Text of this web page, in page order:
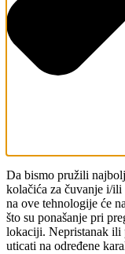
Da bismo pružili
kolačića za čuvanje i/
na ove tehnologije će
što su ponašanje pri
lokaciji. Nepristanak ili
uticati na određene